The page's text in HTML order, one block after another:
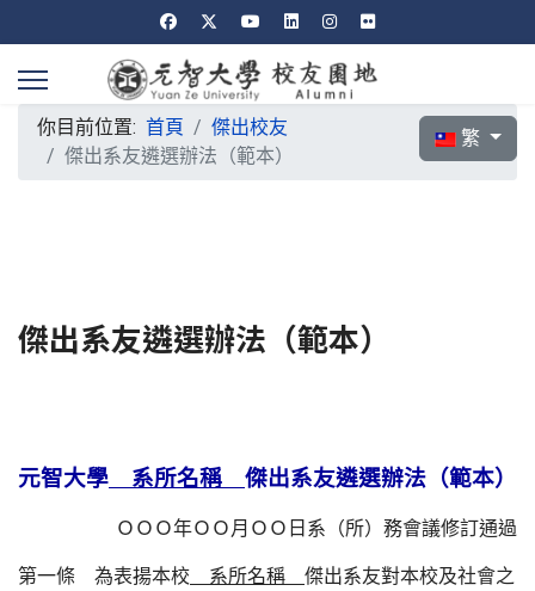
選擇你的語言
繁
你目前位置: 首頁
傑出校友
傑出系友遴選辦法（範本）
傑出系友遴選辦法（範本）
元智大學 系所名稱 傑出系友遴選辦法（範本）
ＯＯＯ年ＯＯ月ＯＯ日系（所）務會議修訂通過
第一條 為表揚本校 系所名稱 傑出系友對本校及社會之